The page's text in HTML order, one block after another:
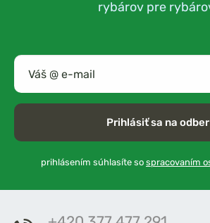
rybárov pre
Prihlásiť sa na odber
prihlásením súhlasíte so spracovaním